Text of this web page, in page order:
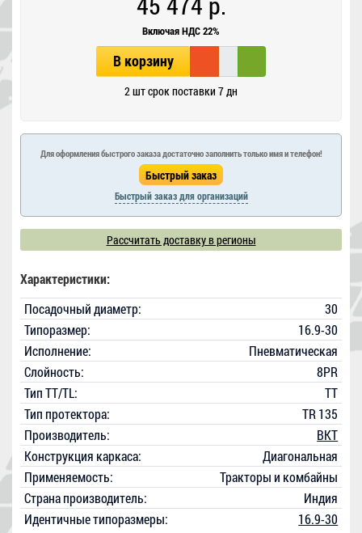
Включая НДС 22%
В корзину
2 шт срок поставки 7 дн
Для оформления быстрого заказа достаточно заполнить только имя и телефон!
Быстрый заказ для организаций
Рассчитать доставку в регионы
Характеристики:
Посадочный диаметр:
30
Типоразмер:
16.9-30
Исполнение:
Пневматическая
Слойность:
8PR
Тип TT/TL:
TT
Тип протектора:
TR 135
Производитель:
BKT
Конструкция каркаса:
Диагональная
Применяемость:
Тракторы и комбайны
Страна производитель:
Индия
Идентичные типоразмеры:
16.9-30